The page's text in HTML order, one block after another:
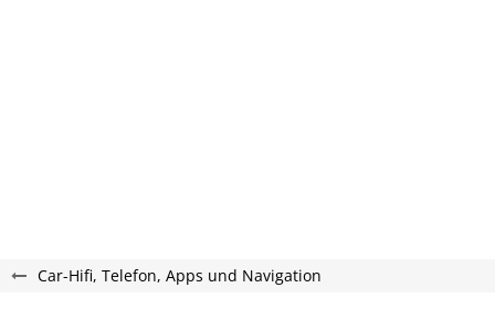
Car-Hifi, Telefon, Apps und Navigation